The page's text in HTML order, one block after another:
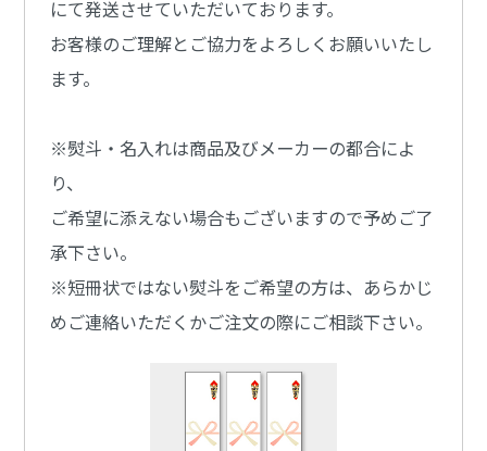
にて発送させていただいております。
お客様のご理解とご協力をよろしくお願いいたし
ます。
※熨斗・名入れは商品及びメーカーの都合によ
り、
ご希望に添えない場合もございますので予めご了
承下さい。
※短冊状ではない熨斗をご希望の方は、あらかじ
めご連絡いただくかご注文の際にご相談下さい。